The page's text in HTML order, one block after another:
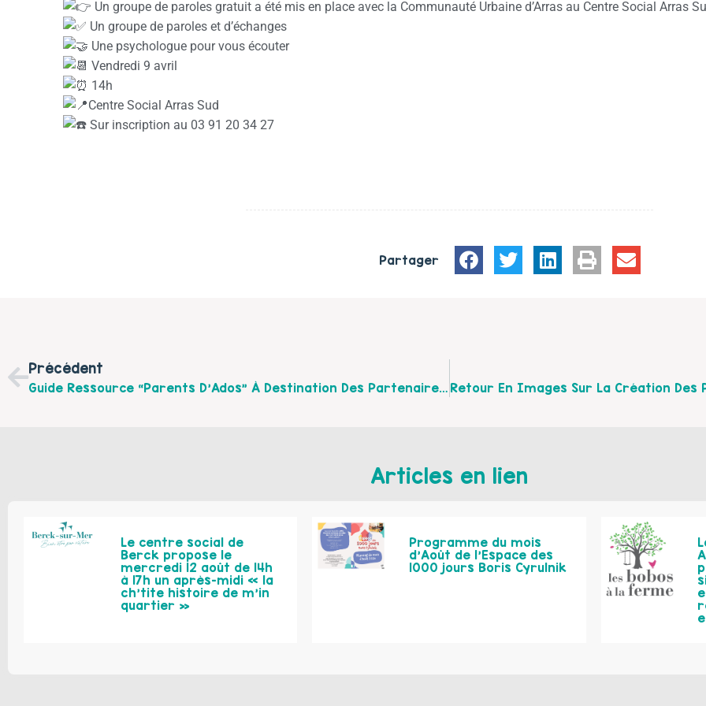
Un groupe de paroles gratuit a été mis en place avec la Communauté Urbaine d’Arras au Centre Social Arras
Un groupe de paroles et d’échanges
Une psychologue pour vous écouter
Vendredi 9 avril
14h
Centre Social Arras Sud
Sur inscription au 03 91 20 34 27
Partager
Précédent
Guide Ressource “Parents D’Ados” À Destination Des Partenaires De L’Arrageois.
Articles en lien
Le centre social de
Berck propose le
mercredi 12 août de 14h
à 17h un après-midi « la
ch’tite histoire de m’in
quartier »
Programme du mois
d’Août de l’Espace des
1000 jours Boris Cyrulnik